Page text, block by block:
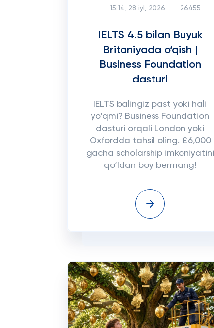
15:14, 28 iyl, 2026 26455
IELTS 4.5 bilan Buyuk
Britaniyada o‘qish |
Business Foundation
dasturi
IELTS balingiz past yoki hali
yo‘qmi? Business Foundation
dasturi orqali London yoki
Oxfordda tahsil oling. £6,000
gacha scholarship imkoniyatini
qo‘ldan boy bermang!